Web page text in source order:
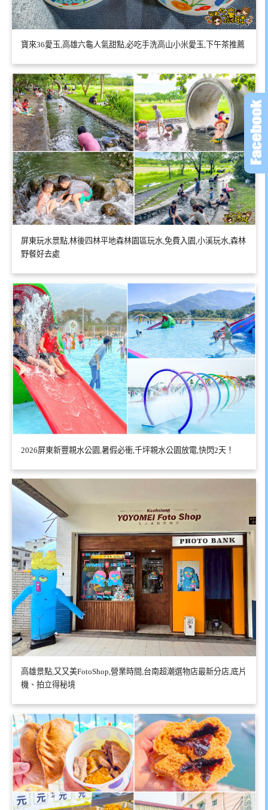
寶來36愛玉,高雄六龜人氣甜點,必吃手洗高山小米愛玉,下午茶推薦
屏東玩水景點,林後四林平地森林園區玩水,免費入園,小溪玩水,森林
野餐好去處
2026屏東新豐親水公園,暑假必衝,千坪親水公園放電,快閃2天！
高雄景點,又又美FotoShop,營業時間,台南超潮選物店最新分店,底片
機、拍立得秘境